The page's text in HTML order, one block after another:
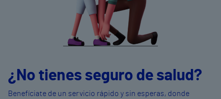
¿No tienes seguro de salud?
Benefíciate de un servicio rápido y sin esperas, donde